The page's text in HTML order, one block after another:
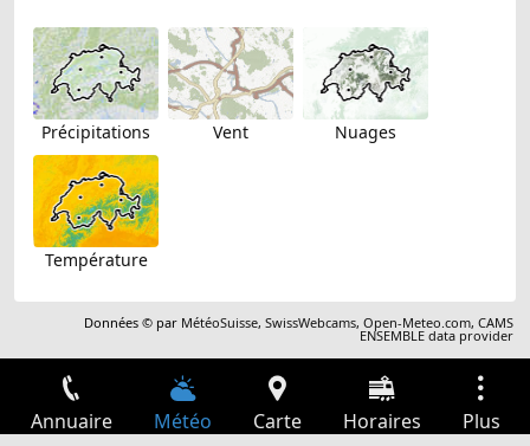
Précipitations Vent Nuages
Température
Données © par MétéoSuisse,SwissWebcams,Open-Meteo.com,CAMS
ENSEMBLE data provider
Annuaire Météo Carte Horaires Plus